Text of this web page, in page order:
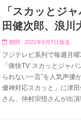
「スカッとジ
田健次郎、浪川
期間 : 2021年6月7日放送
フジテレビ系列で毎週月
「痛快TV スカッとジャ
られない一言”を人気声優
優神対応スカッと」に津
さん、仲村宗悟さんが出